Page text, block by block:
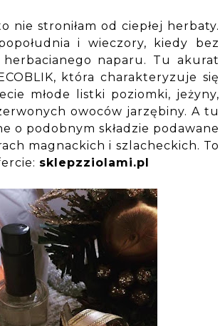
nie stroniłam od ciepłej herbaty.
i wieczory, kiedy bez
naparu. Tu akurat
która charakteryzuje się
młode listki poziomki, jeżyny,
owoców jarzębiny. A tu
o podobnym składzie podawane
magnackich i szlacheckich. To
sklepzziolami.pl